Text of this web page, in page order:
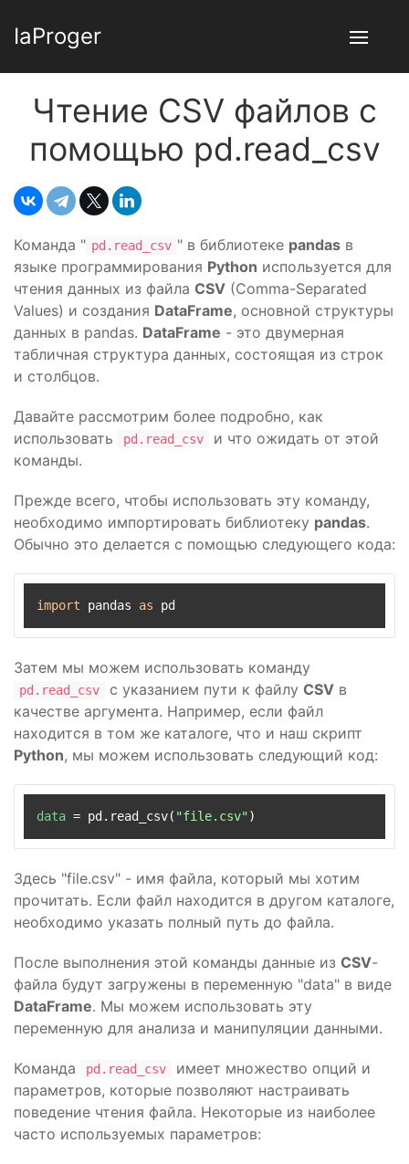
IaProger
Чтение CSV файлов с
помощью pd.read_csv
Команда " pd.read_csv " в библиотеке pandas в
языке программирования Python используется для
чтения данных из файла CSV (Comma-Separated
Values) и создания DataFrame, основной структуры
данных в pandas. DataFrame - это двумерная
табличная структура данных, состоящая из строк
и столбцов.
Давайте рассмотрим более подробно, как
использовать
pd.read_csv
и что ожидать от этой
команды.
Прежде всего, чтобы использовать эту команду,
необходимо импортировать библиотеку pandas.
Обычно это делается с помощью следующего кода:
import pandas as
Затем мы можем использовать команду
pd.read_csv с указанием пути к файлу CSV в
качестве аргумента. Например, если файл
находится в том же каталоге, что и наш скрипт
Python, мы можем использовать следующий код:
data = pd.read_csv( "file.csv"
Здесь "file.csv" - имя файла, который мы хотим
прочитать. Если файл находится в другом каталоге,
необходимо указать полный путь до файла.
После выполнения этой команды данные из CSV-
файла будут загружены в переменную "data" в виде
DataFrame. Мы можем использовать эту
переменную для анализа и манипуляции данными.
Команда pd.read_csv
имеет множество опций и
параметров, которые позволяют настраивать
поведение чтения файла. Некоторые из наиболее
часто используемых параметров: